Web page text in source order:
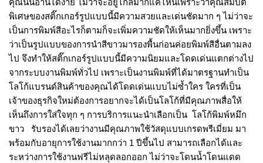
คุณนั้นอ่านได้ง่าย ไม่ว่าจะอยู่ไกลมากแค่ไหนเพราะว่าคุณสมบัติ
พิเศษของสติ๊กเกอร์รูปแบบนี้มีความสวยและเด่นชัดมาก ๆ ไม่ว่าจะ
เป็นการพิมพ์สีอะไรก็ตามก็จะเพิ่มความชัดให้เห็นมากยิ่งขึ้น เพราะ
ว่าเป็นรูปแบบของการนำสีขาวมารองพื้นก่อนค่อยพิมพ์สีอื่นตามลง
ไป จึงทำให้สติ๊กเกอร์รูปแบบนี้มีความนิยมและโดดเด่นแตกต่างไป
จากระบบงานพิมพ์ทั่วไป เพราะเป็นงานพิมพ์ที่ได้มาตรฐานทำเป็น
โลโก้แบรนด์สินค้าของคุณได้โดดเด่นแบบไม่ซ้ำใคร ใครที่เป็น
เจ้าของธุรกิจใหม่ต้องการอยากจะได้เป็นโลโก้ที่มีคุณภาพสื่อให้
เห็นถึงการใส่ใจทุก ๆ การบริการแนะนำเลือกเป็น โลโก้พิมพ์หมึก
ขาว รับรองได้เลยว่างานมีคุณภาพใช้วัสดุแบบเกรดพรีเมี่ยม มา
พร้อมกับอายุการใช้งานมากกว่า 1 ปีขึ้นไป สามารถเลือกได้และ
ระหว่างการใช้งานฟรีไม่หลุดลอกออก ไม่ว่าจะโดนน้ำโดนแดด